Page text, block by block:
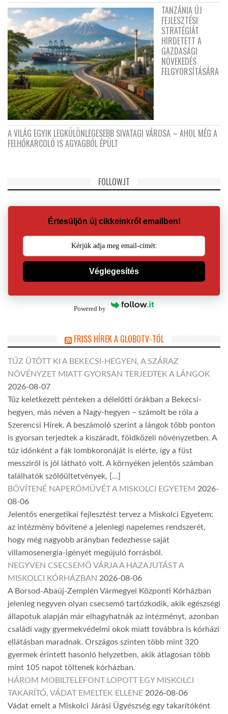
TANZÁNIA ÚJ
FEJLESZTÉSI
STRATÉGIÁT
HIRDETETT A
GAZDASÁGI
NÖVEKEDÉS
FELGYORSÍTÁSÁRA
A VILÁG EGYIK LEGKÜLÖNLEGESEBB SIVATAGI VÁROSA – AHOL MÉG A
FELHŐKARCOLÓ IS AGYAGBÓL ÉPÜLT
FOLLOW.IT
Értesüljön új cikkeinkről emailben!
Véglegesítés
Powered by
FRISS HÍREK A GLOBOTV-TŐL
TŰZ ÜTÖTT KI A BEKECSI-HEGYEN, A SZÁRAZ
NÖVÉNYZET MIATT GYORSAN TERJEDTEK A LÁNGOK
2026-08-07
Tűz keletkezett pénteken a délelőtti órákban a Bekecsi-
hegyen, más néven a Nagy-hegyen – számolt be róla a
Szerencsi Hírek. A beszámoló szerint a lángok több ponton
is gyorsan terjedtek a kiszáradt, földközeli növényzetben. A
tűz időnként a fák lombkoronáját is elérte, így a füst
messziről is jól látható volt. A környéken jelentős számban
találhatók szőlőültetvények, […]
BŐVÍTENÉ NAPERŐMŰVÉT A MISKOLCI EGYETEM 2026-
08-06
Jelentős energetikai fejlesztést tervez a Miskolci Egyetem:
az intézmény bővítené a jelenlegi napelemes rendszerét,
hogy még nagyobb arányban fedezhesse saját
villamosenergia-igényét megújuló forrásból.
NEGYVEN CSECSEMŐ VÁRJA A HAZAJUTÁST A
MISKOLCI KÓRHÁZBAN 2026-08-06
A Borsod-Abaúj-Zemplén Vármegyei Központi Kórházban
jelenleg negyven olyan csecsemő tartózkodik, akik egészségi
állapotuk alapján már elhagyhatnák az intézményt, azonban
családi vagy gyermekvédelmi okok miatt továbbra is kórházi
ellátásban maradnak. Országos szinten több mint 320
gyermek érintett hasonló helyzetben, akik átlagosan több
mint 105 napot töltenek kórházban.
HÁROM MOBILTELEFONT LOPOTT EGY MISKOLCI
TAKARÍTÓ, VÁDAT EMELTEK ELLENE 2026-08-06
Vádat emelt a Miskolci Járási Ügyészség egy takarítóként